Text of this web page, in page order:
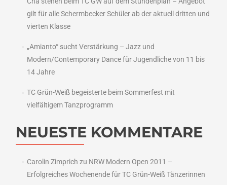
gilt für alle Schermbecker Schüler ab der aktuell dritten und
vierten Klasse
„Amianto“ sucht Verstärkung – Jazz und
Modern/Contemporary Dance für Jugendliche von 11 bis
14 Jahre
TC Grün-Weiß begeisterte beim Sommerfest mit
vielfältigem Tanzprogramm
NEUESTE KOMMENTARE
Carolin Zimprich zu NRW Modern Open 2011 –
Erfolgreiches Wochenende für TC Grün-Weiß Tänzerinnen